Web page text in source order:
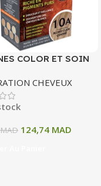
COLOR ET SOIN
CLAIR CENDRE
CHEVEUX
MAD 124,74 MAD